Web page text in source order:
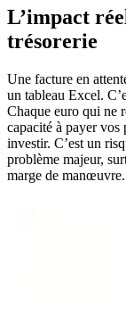
L’impact
trésorerie
Une facture en
un tableau Excel.
Chaque euro qui ne
capacité à payer vos
investir. C’est un
problème majeur,
marge de manœuvre.